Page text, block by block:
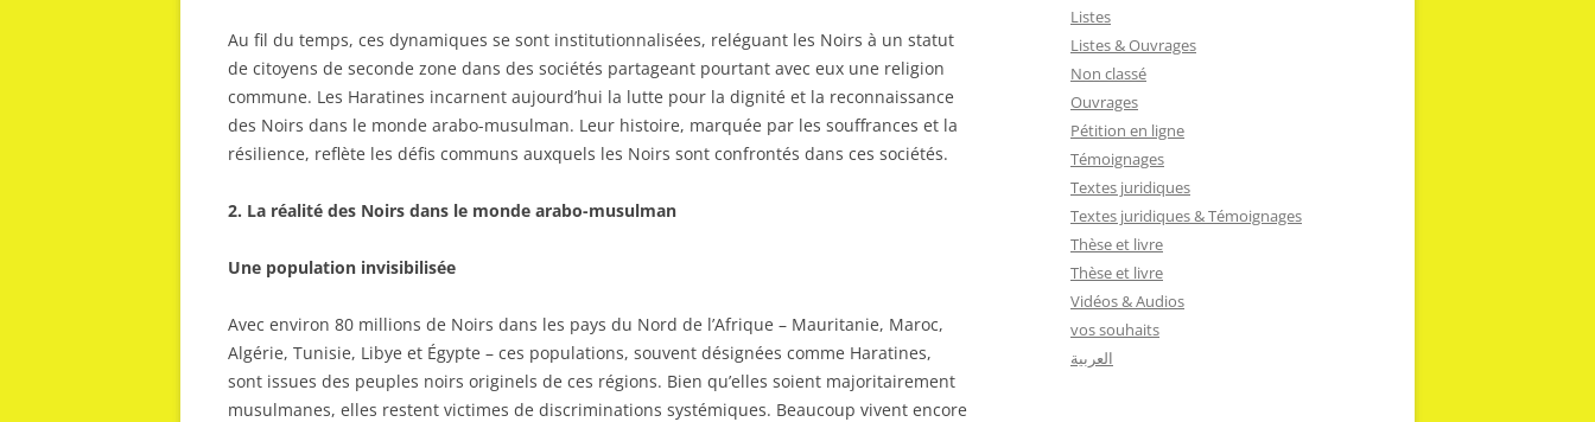
Au fil du temps, ces dynamiques se sont institutionnalisées, reléguant les Noirs à un statut
de citoyens de seconde zone dans des sociétés partageant pourtant avec eux une religion
commune. Les Haratines incarnent aujourd’hui la lutte pour la dignité et la reconnaissance
des Noirs dans le monde arabo-musulman. Leur histoire, marquée par les souffrances et la
résilience, reflète les défis communs auxquels les Noirs sont confrontés dans ces sociétés.
2. La réalité des Noirs dans le monde arabo-musulman
Une population invisibilisée
Avec environ 80 millions de Noirs dans les pays du Nord de l’Afrique – Mauritanie, Maroc,
Algérie, Tunisie, Libye et Égypte – ces populations, souvent désignées comme Haratines,
sont issues des peuples noirs originels de ces régions. Bien qu’elles soient majoritairement
musulmanes, elles restent victimes de discriminations systémiques. Beaucoup vivent encore
Listes
Listes & Ouvrages
Non classé
Ouvrages
Pétition en ligne
Témoignages
Textes juridiques
Textes juridiques & Témoignages
Thèse et livre
Thèse et livre
Vidéos & Audios
vos souhaits
العربية